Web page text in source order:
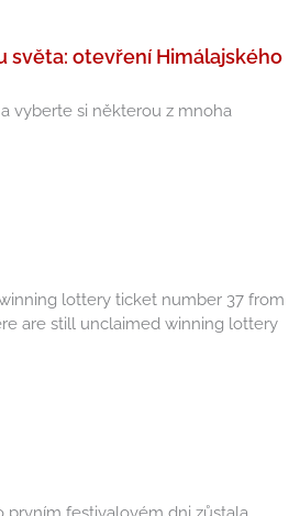
světa: otevření Himálajského
vyberte si některou z mnoha
lottery ticket number 37 from
are still unclaimed winning lottery